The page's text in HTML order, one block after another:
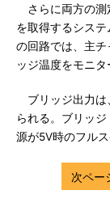
さらに両方の測
を取得するシス
の回路では、主
ッジ温度をモニタ
ブリッジ出力は
られる。ブリッ
源が5V時のフルス